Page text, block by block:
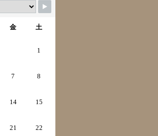
金 土
1
7 8
14 15
21 22